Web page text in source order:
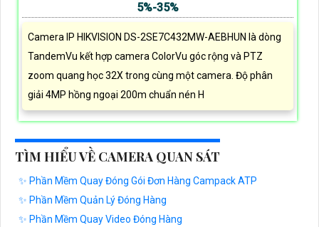
5%-35%
Camera IP HIKVISION DS-2SE7C432MW-AEBHUN là dòng
TandemVu kết hợp camera ColorVu góc rộng và PTZ
zoom quang học 32X trong cùng một camera. Độ phân
giải 4MP hồng ngoại 200m chuẩn nén H
TÌM HIỂU VỀ CAMERA QUAN SÁT
✨ Phần Mềm Quay Đóng Gói Đơn Hàng Campack ATP
✨ Phần Mềm Quản Lý Đóng Hàng
✨ Phần Mềm Quay Video Đóng Hàng